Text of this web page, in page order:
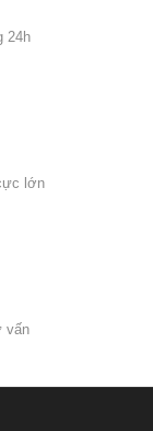
24h
lớn
vấn